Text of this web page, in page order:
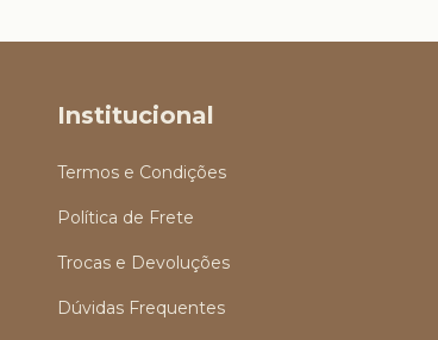
Institucional
Termos e Condições
Política de Frete
Trocas e Devoluções
Dúvidas Frequentes